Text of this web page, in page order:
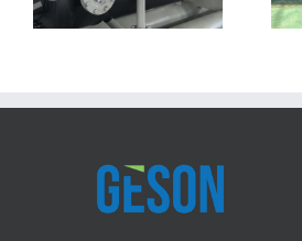
Cooled System